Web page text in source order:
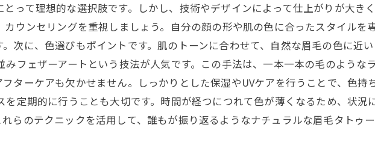
って理想的な選択肢です。しかし、技術やデザインによって仕上がりが大き
ウンセリングを重視しましょう。自分の顔の形や肌の色に合ったスタイルを
次に、色選びもポイントです。肌のトーンに合わせて、自然な眉毛の色に近
フェザーアートという技法が人気です。この手法は、一本一本の毛のような
ターケアも欠かせません。しっかりとした保湿やUVケアを行うことで、色持
定期的に行うことも大切です。時間が経つにつれて色が薄くなるため、状況
らのテクニックを活用して、誰もが振り返るようなナチュラルな眉毛タトゥー